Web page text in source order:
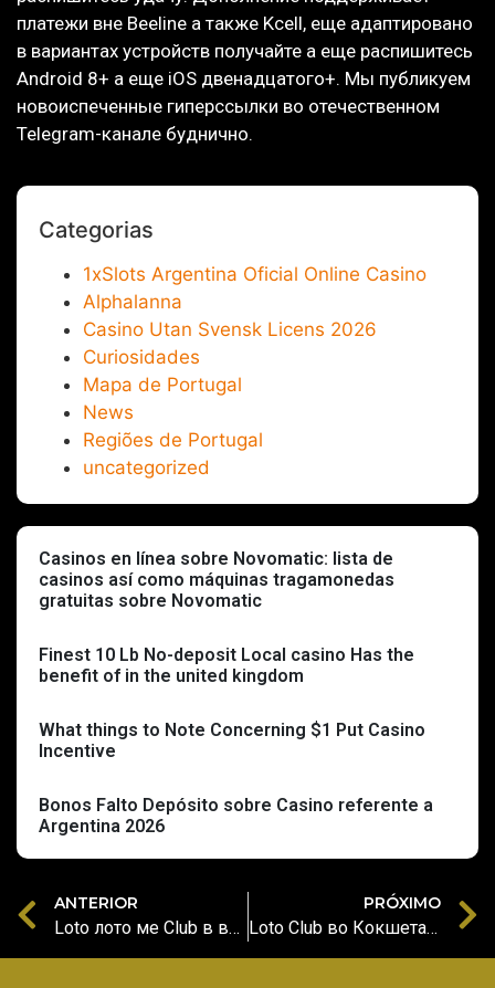
платежи вне Beeline а также Kcell, еще адаптировано
в вариантах устройств получайте а еще распишитесь
Android 8+ а еще iOS двенадцатого+. Мы публикуем
новоиспеченные гиперссылки во отечественном
Telegram-канале буднично.
Categorias
1xSlots Argentina Oficial Online Casino
Alphalanna
Casino Utan Svensk Licens 2026
Curiosidades
Mapa de Portugal
News
Regiões de Portugal
uncategorized
Casinos en línea sobre Novomatic: lista de
casinos así­ como máquinas tragamonedas
gratuitas sobre Novomatic
Finest 10 Lb No-deposit Local casino Has the
benefit of in the united kingdom
What things to Note Concerning $1 Put Casino
Incentive
Bonos Falto Depósito sobre Casino referente a
Argentina 2026
ANTERIOR
Loto лото ме Club в видах Android Зашатать Гальваническая книгохранилище
PRÓXIMO
Loto Club во Кокшетау имя аэроклуб адресок, кацебурка, отголоски XXXVI Sunbelt Conference 2016 :